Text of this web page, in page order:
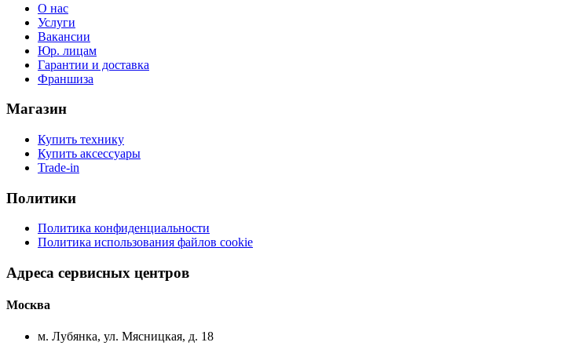
О нас
Услуги
Вакансии
Юр. лицам
Гарантии и доставка
Франшиза
Магазин
Купить технику
Купить аксессуары
Trade-in
Политики
Политика конфиденциальности
Политика использования файлов cookie
Адреса сервисных центров
Москва
м. Лубянка, ул. Мясницкая, д. 18